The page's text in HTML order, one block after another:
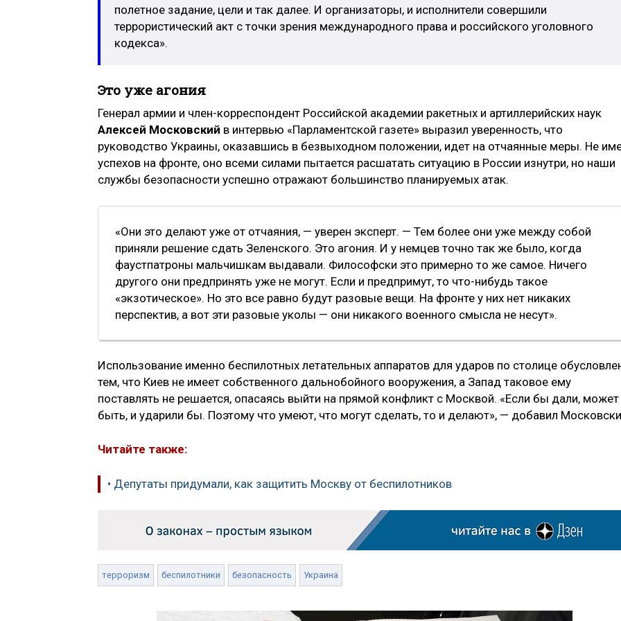
полетное задание, цели и так далее. И организаторы, и исполнители совершили
террористический акт с точки зрения международного права и российского уголовного
кодекса».
Это уже агония
Генерал армии и член-корреспондент Российской академии ракетных и артиллерийских наук
Алексей Московский в интервью «Парламентской газете» выразил уверенность, что
руководство Украины, оказавшись в безвыходном положении, идет на отчаянные меры. Не
успехов на фронте, оно всеми силами пытается расшатать ситуацию в России изнутри, но наши
службы безопасности успешно отражают большинство планируемых атак.
«Они это делают уже от отчаяния, — уверен эксперт. — Тем более они уже между собой
приняли решение сдать Зеленского. Это агония. И у немцев точно так же было, когда
фаустпатроны мальчишкам выдавали. Философски это примерно то же самое. Ничего
другого они предпринять уже не могут. Если и предпримут, то что-нибудь такое
«экзотическое». Но это все равно будут разовые вещи. На фронте у них нет никаких
перспектив, а вот эти разовые уколы — они никакого военного смысла не несут».
Использование именно беспилотных летательных аппаратов для ударов по столице
тем, что Киев не имеет собственного дальнобойного вооружения, а Запад таковое ему
поставлять не решается, опасаясь выйти на прямой конфликт с Москвой. «Если бы дали, может
быть, и ударили бы. Поэтому что умеют, что могут сделать, то и делают», — добавил
Читайте также:
• Депутаты придумали, как защитить Москву от беспилотников
терроризм беспилотники безопасность Украина